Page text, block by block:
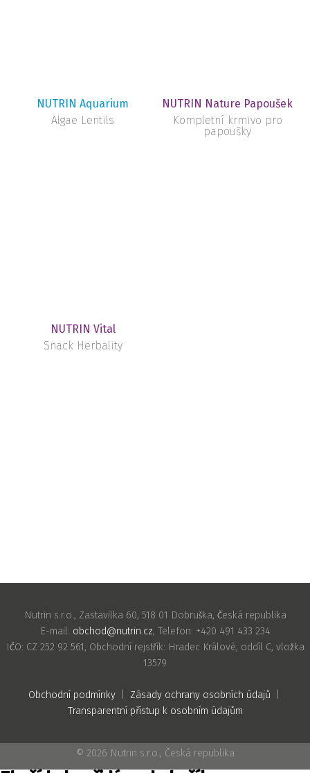
NUTRIN Aquarium
Algae Lentils
NUTRIN Nature Papoušek
Kompletní krmivo pro
papoušky
NUTRIN Vital
Snack Herbality
Nutrin s.r.o., Zastavilka 60, 518 01 Dobruška, Česká republika
E-mail: obchod@nutrin.cz, Telefon: +420 491 433 234
IČO: CZ 252 92 561, Obchodní rejstřík: Hradec Králové, oddíl C, vložka
13579
Obchodní podmínky| Zásady ochrany osobních údajů
Transparentní přístup k osobním údajům
© 2026 Nutrin s.r.o., Česká republika